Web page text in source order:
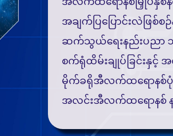
အချက်ပြပြောင်းလဲဖြစ်
ဆက်သွယ်ရေးနည်းပညာ
စက်ရုံထိမ်းချုပ်ခြင်းနှင့်
မိုက်ခရိုအီလက်ထရောနစ်ပုံ
အလင်းအီလက်ထရောနစ်